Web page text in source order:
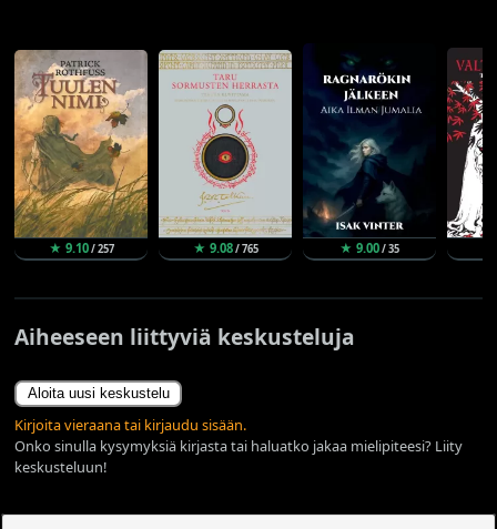
★ 9.10/ 257 ★ 9.08/ 765 ★ 9.00/ 35
Aiheeseen liittyviä keskusteluja
Aloita uusi keskustelu
Kirjoita vieraana tai kirjaudu sisään.
Onko sinulla kysymyksiä kirjasta tai haluatko jakaa mielipiteesi? Liity
keskusteluun!